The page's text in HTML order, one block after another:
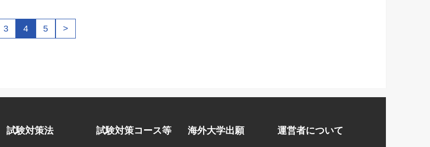
をカバーすることは難しい…
3 4 5 >
試験対策法 試験対策コース等 海外大学出願 運営者について